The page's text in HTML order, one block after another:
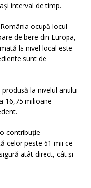
interval de timp.
ocupă locul
de bere din Europa,
la nivel local este
sunt de
la nivelul anului
16,75 milioane
contribuție
celor peste 61 mii de
atât direct, cât și